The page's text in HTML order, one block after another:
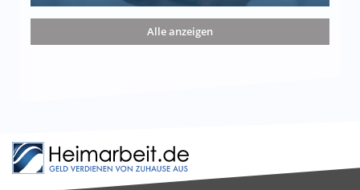
die 15 besten Möglichkeiten
Alle anzeigen